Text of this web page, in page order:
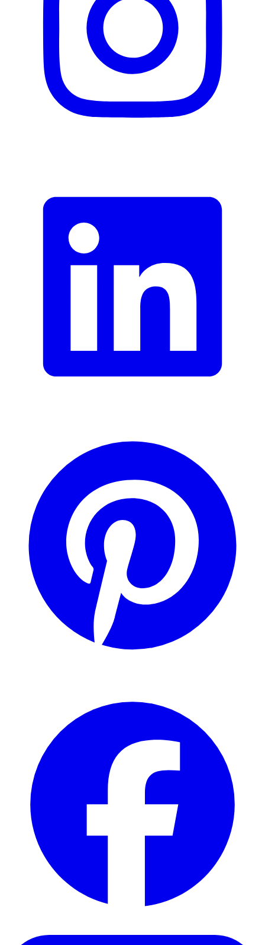
Lieferumfang
1 Konturenhaarschneidemaschine
3 Aufsteckkämme (1.5, 3 und 4.5 mm Schnittlänge)
1 Einstell-Werkzeug
1 Reinigungsbürste
1 Messerschutz
E-Mail-Adresse (optional)
Formular schliessen
Falsche Daten melden